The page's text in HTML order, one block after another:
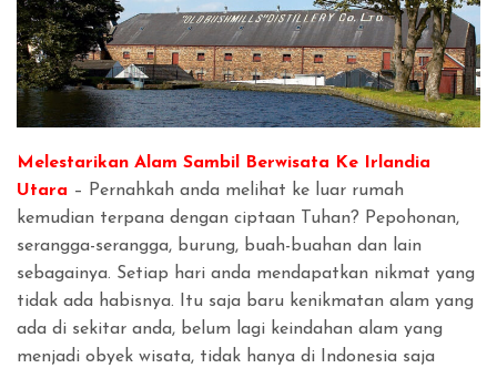
Melestarikan Alam Sambil Berwisata Ke Irlandia
Utara – Pernahkah anda melihat ke luar rumah
kemudian terpana dengan ciptaan Tuhan? Pepohonan,
serangga-serangga, burung, buah-buahan dan lain
sebagainya. Setiap hari anda mendapatkan nikmat yang
tidak ada habisnya. Itu saja baru kenikmatan alam yang
ada di sekitar anda, belum lagi keindahan alam yang
menjadi obyek wisata, tidak hanya di Indonesia saja